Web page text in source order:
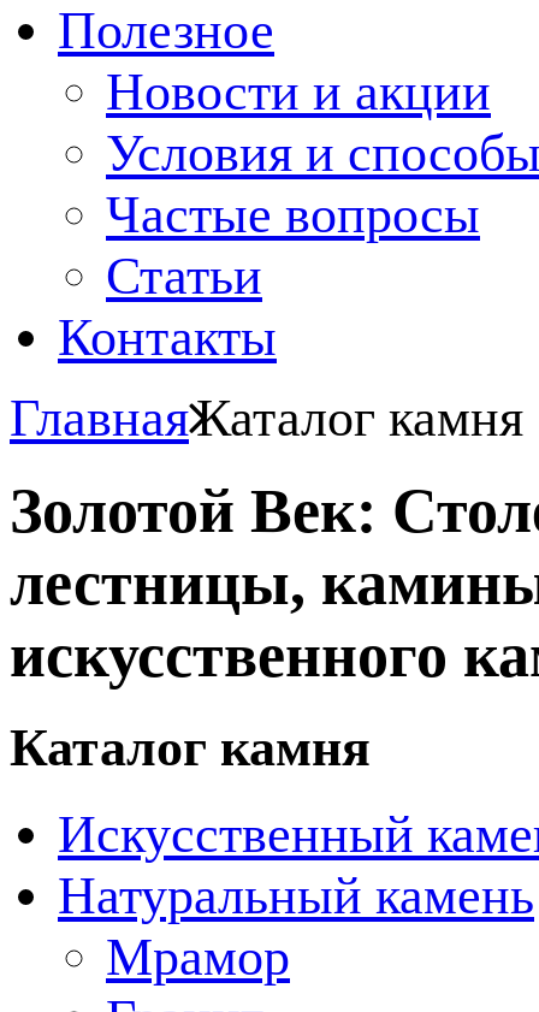
Полезное
Новости и акции
Условия и
Частые вопросы
Статьи
Контакты
ГлавнаяКаталог камня
Золотой Век:
лестницы,
искусственного
Каталог камня
Искусственный
Натуральный камень
Мрамор